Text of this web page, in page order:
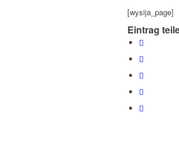
[wysija_page]
Eintrag